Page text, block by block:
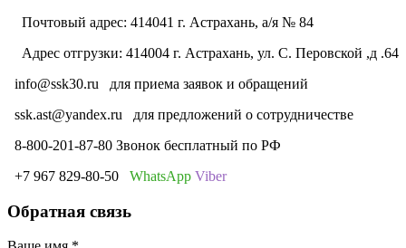
Почтовый адрес: 414041 г. Астрахань, а/я № 84
Адрес отгрузки: 414004 г. Астрахань, ул. С. Перовской ,д .64
info@ssk30.ru для приема заявок и обращений
ssk.ast@yandex.ru для предложений о сотрудничестве
8-800-201-87-80 Звонок бесплатный по РФ
+7 967 829-80-50
WhatsApp Viber
Обратная связь